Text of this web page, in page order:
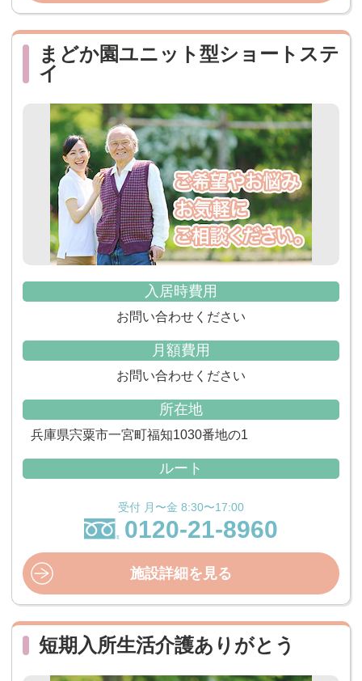
まどか園ユニット型ショートステ
イ
入居時費用
お問い合わせください
月額費用
お問い合わせください
所在地
兵庫県宍粟市一宮町福知1030番地の1
ルート
受付 月〜金 8:30〜17:00
0120-21-8960
施設詳細を見る
短期入所生活介護ありがとう